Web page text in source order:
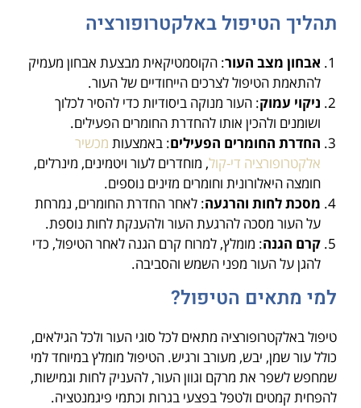
תהליך הטיפול באלקטרופורציה
אבחון מצב העור: הקוסמטיקאית מבצעת אבחון מעמיק
להתאמת הטיפול לצרכים הייחודיים של העור.
ניקוי עמוק: העור מנוקה ביסודיות כדי להסיר לכלוך
ושומנים ולהכין אותו להחדרת החומרים הפעילים.
החדרת החומרים הפעילים: באמצעות מכשיר
אלקטרופורציה די-קול, מוחדרים לעור ויטמינים, מינרלים,
חומצה היאלורונית וחומרים מזינים נוספים.
מסכת לחות והרגעה: לאחר החדרת החומרים, נמרחת
על העור מסכה להרגעת העור ולהענקת לחות נוספת.
קרם הגנה: מומלץ, למרוח קרם הגנה לאחר הטיפול, כדי
להגן על העור מפני השמש והסביבה.
למי מתאים הטיפול?
טיפול באלקטרופורציה מתאים לכל סוגי העור ולכל הגילאים,
כולל עור שמן, יבש, מעורב ורגיש. הטיפול מומלץ במיוחד למי
שמחפש לשפר את מרקם וגוון העור, להעניק לחות וגמישות,
להפחית קמטים ולטפל בפצעי בגרות וכתמי פיגמנטציה.